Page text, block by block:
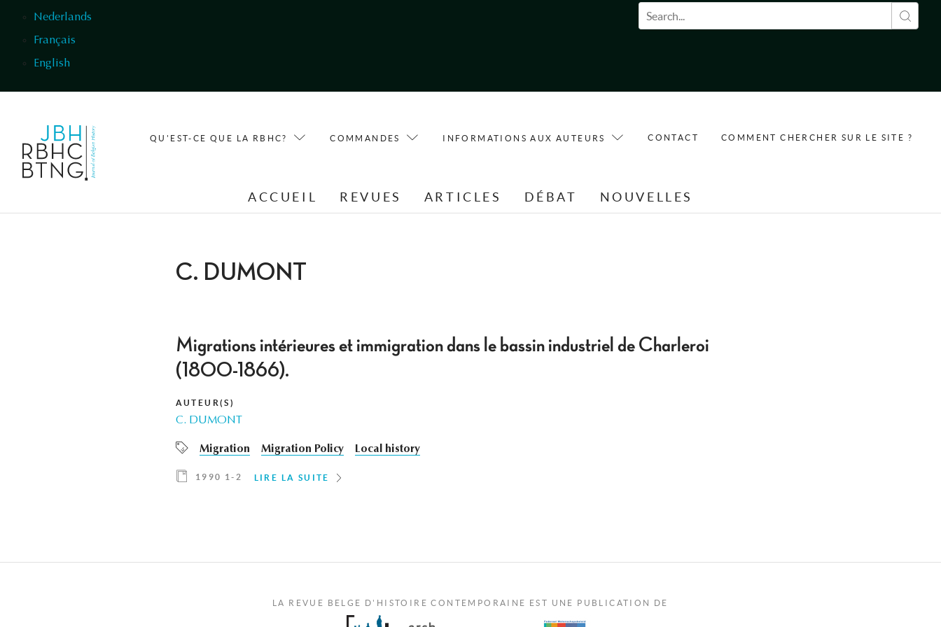
Nederlands
Français
English
Formulaire de recherche
QU'EST-CE QUE LA RBHC? COMMANDES INFORMATIONS AUX AUTEURS CONTACT COMMENT CHERCHER SUR LE SITE ?
ACCUEIL REVUES ARTICLES DÉBAT NOUVELLES
C. DUMONT
Migrations intérieures et immigration dans le bassin industriel de Charleroi
(1800-1866).
AUTEUR(S)
C. DUMONT
Migration Migration Policy Local history
1990 1-2 LIRE LA SUITE
LA REVUE BELGE D'HISTOIRE CONTEMPORAINE EST UNE PUBLICATION DE